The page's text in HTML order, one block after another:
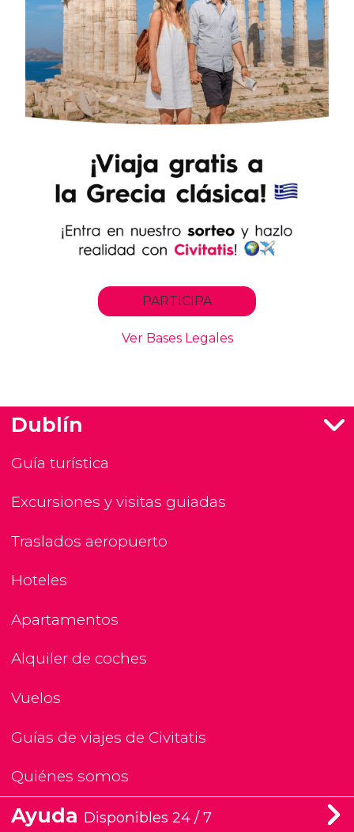
Dublín
Guía turística
Excursiones y visitas guiadas
Traslados aeropuerto
Hoteles
Apartamentos
Alquiler de coches
Vuelos
Guías de viajes de Civitatis
Quiénes somos
Ayuda Disponibles 24 / 7